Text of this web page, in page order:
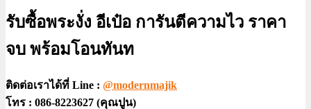
รับซื้อพระงั่ง อีเป๋อ การันตีความไว ราคา
จบ พร้อมโอนทันท
ติดต่อเราได้ที่ Line : @modernmajik
โทร : 086-8223627 (คุณปูน)